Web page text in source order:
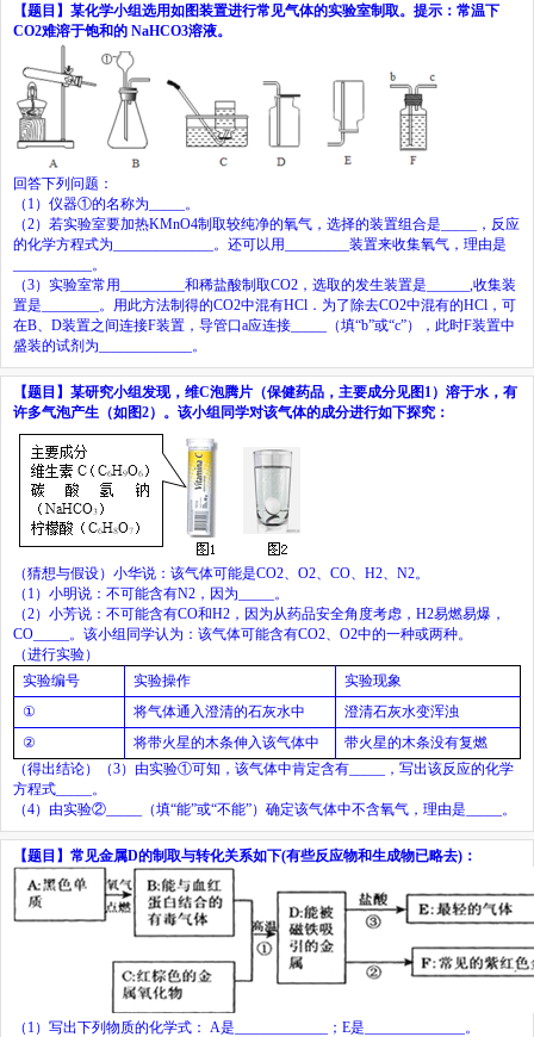
【题目】 某化学小组选用如图装置进行常见气体的实验室制取。提示：常温下
CO2难溶于饱和的 NaHCO3溶液。
回答下列问题：
（ 1 ）仪器①的名称为
。
（2）若实验室要加热KMnO4制取较纯净的氧气，选择的装置组合是
，反应
的化学方程式为
。还可以用
装置来收集氧气，理由是
。
（3）实验室常用 和稀盐酸制取CO2 ，选取的发生装置是
收集装
置是
。用此方法制得的CO2中混有HCl ．为了除去CO2中混有的HCl ，可
在B D装置之间连接F装置，导管口a应连接 （填“b”或“c”），此时F装置中
盛装的试剂为
。
【题目】 某研究小组发现，维C泡腾片（保健药品，主要成分见图1 ）溶于水，有
许多气泡产生（如图2）。该小组同学对该气体的成分进行如下探究：
（猜想与假设）小华说：该气体可能是CO2 O2 CO H2 N2。
（ 1 ）小明说：不可能含有N2 ，因为
。
（2）小芳说：不可能含有CO和H2 ，因为从药品安全角度考虑， H2易燃易爆，
CO
。该小组同学认为：该气体可能含有CO2 O2中的一种或两种。
（进行实验）
实验编号
实验操作
实验现象
①
将气体通入澄清的石灰水中
澄清石灰水变浑浊
②
将带火星的木条伸入该气体中
带火星的木条没有复燃
（得出结论）（3）由实验①可知，该气体中肯定含有
，写出该反应的化学
方程式
。
（4）由实验② （填“能”或“不能”）确定该气体中不含氧气，理由是 。
【题目】 常见金属D的制取与转化关系如下(有些反应物和生成物已略去) ：
（ 1 ）写出下列物质的化学式： A是 ； E是 。